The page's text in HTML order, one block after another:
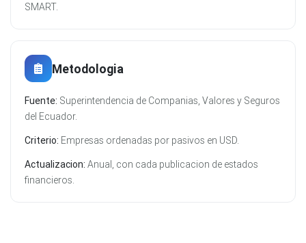
SMART.
Metodologia
Fuente: Superintendencia de Companias, Valores y Seguros
del Ecuador.
Criterio: Empresas ordenadas por pasivos en USD.
Actualizacion: Anual, con cada publicacion de estados
financieros.